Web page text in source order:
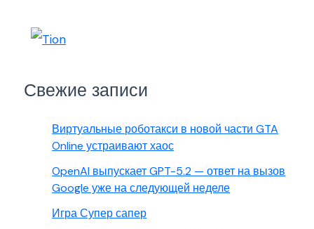
Свежие записи
Виртуальные роботакси в новой части GTA
Online устраивают хаос
OpenAI выпускает GPT-5.2 — ответ на вызов
Google уже на следующей неделе
Игра Супер сапер